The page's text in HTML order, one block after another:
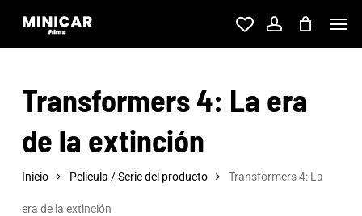
Skip
content
account
Transformers 4: La era
de la extinción
Inicio Película / Serie del producto Transformers 4: La
era de la extinción